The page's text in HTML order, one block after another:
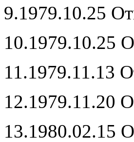
9.1979.10.25
10.1979.10.25
11.1979.11.13
12.1979.11.20
13.1980.02.15